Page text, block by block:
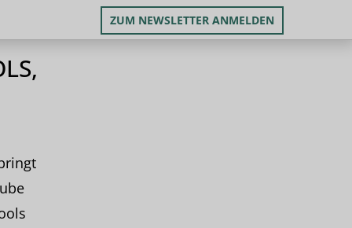
ZUM NEWSLETTER ANMELDEN